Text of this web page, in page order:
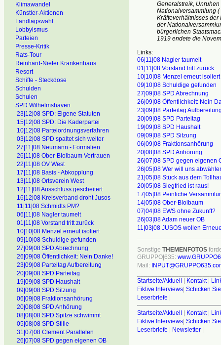
Klimawandel
Künstler-Aktionen
Landtagswahl
Lobbyismus
Parteien
Presse-Kritik
Rats-Tour
Reinhard-Nieter Krankenhaus
Resort
Schiffe - Steckdose
Schulden
Schulen
SPD Wilhelmshaven
23|12|08 SPD: Eigene Statuten
15|12|08 SPD: Die Kaderpartei
10|12|08 Parteiordnungsverfahren
03|12|08 SPD spaltet sich weiter
27|11|08 Neumann - Formalien
26|11|08 Ober-Bloibaum Vertrauen
22|11|08 OV West
17|11|08 Basis - Abkopplung
13|11|08 Ortsverein West
12|11|08 Ausschluss gescheitert
16|12|08 Kreisverband droht Jusos
11|11|08 Schmidts PM?
06|11|08 Nagler taumelt
01|11|08 Vorstand tritt zurück
10|10|08 Menzel erneut isoliert
09|10|08 Schuldige gefunden
27|09|08 SPD Abrechnung
26|09|08 Öffentlichkeit: Nein Danke!
23|09|08 Parteitag Aufbereitung
20|09|08 SPD Parteitag
19|09|08 SPD Haushalt
09|09|08 SPD Sitzung
06|09|08 Fraktionsanhörung
20|08|08 SPD Anhörung
08|08|08 SPD Spitze schwimmt
05|08|08 SPD Stille
31|07|08 Clement Parallelen
26|07|08 SPD gegen eigenen OB
Generalstreik,
Nationalversammlung
Kräfteverhältnisses der
der
bürgerlichen
1919 endete die
Links:
06|11|08 Nagler taumelt
01|11|08 Vorstand tritt zurück
10|10|08 Menzel erneut isoliert
09|10|08 Schuldige gefunden
27|09|08 SPD Abrechnung
26|09|08 Öffentlichkeit: Nein
23|09|08 Parteitag
20|09|08 SPD Parteitag
19|09|08 SPD Haushalt
09|09|08 SPD Sitzung
06|09|08 Fraktionsanhörung
20|08|08 SPD Anhörung
26|07|08 SPD gegen eigenen
26|05|08 Wer will uns
21|05|08 Stück aus dem
20|05|08 Siegfried ist raus!
17|05|08 Peinliche
14|05|08 Ober-Bloibaum
07|04|08 EWS ohne Zukunft?
26|03|08 Adam neuer OB
11|03|08 JUSOS wollen
Sonstige THEMENFOTOS
GRUPPO|635:
Mail:
Startseite/Aktuell
Kontakt|
Fiktive Interviews| Schicken
Leserbriefe
Startseite/Aktuell Kontakt|
Fiktive Interviews| Schicken
Leserbriefe
Newsletter|